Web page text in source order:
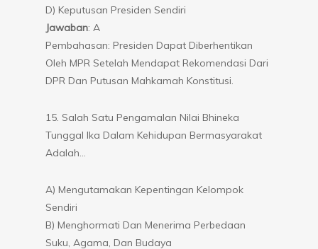
D) Keputusan Presiden Sendiri
Jawaban: A
Pembahasan: Presiden Dapat Diberhentikan
Oleh MPR Setelah Mendapat Rekomendasi Dari
DPR Dan Putusan Mahkamah Konstitusi.
15. Salah Satu Pengamalan Nilai Bhineka
Tunggal Ika Dalam Kehidupan Bermasyarakat
Adalah…
A) Mengutamakan Kepentingan Kelompok
Sendiri
B) Menghormati Dan Menerima Perbedaan
Suku, Agama, Dan Budaya